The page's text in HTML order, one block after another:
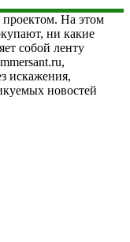
проектом. На этом
ни какие
собой ленту
искажения,
новостей